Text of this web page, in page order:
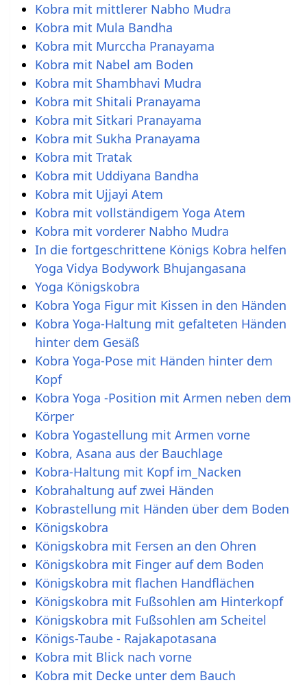
Kobra mit mittlerer Nabho Mudra
Kobra mit Mula Bandha
Kobra mit Murccha Pranayama
Kobra mit Nabel am Boden
Kobra mit Shambhavi Mudra
Kobra mit Shitali Pranayama
Kobra mit Sitkari Pranayama
Kobra mit Sukha Pranayama
Kobra mit Tratak
Kobra mit Uddiyana Bandha
Kobra mit Ujjayi Atem
Kobra mit vollständigem Yoga Atem
Kobra mit vorderer Nabho Mudra
In die fortgeschrittene Königs Kobra helfen
Yoga Vidya Bodywork Bhujangasana
Yoga Königskobra
Kobra Yoga Figur mit Kissen in den Händen
Kobra Yoga-Haltung mit gefalteten Händen
hinter dem Gesäß
Kobra Yoga-Pose mit Händen hinter dem
Kopf
Kobra Yoga -Position mit Armen neben dem
Körper
Kobra Yogastellung mit Armen vorne
Kobra, Asana aus der Bauchlage
Kobra-Haltung mit Kopf im_Nacken
Kobrahaltung auf zwei Händen
Kobrastellung mit Händen über dem Boden
Königskobra
Königskobra mit Fersen an den Ohren
Königskobra mit Finger auf dem Boden
Königskobra mit flachen Handflächen
Königskobra mit Fußsohlen am Hinterkopf
Königskobra mit Fußsohlen am Scheitel
Königs-Taube - Rajakapotasana
Kobra mit Blick nach vorne
Kobra mit Decke unter dem Bauch